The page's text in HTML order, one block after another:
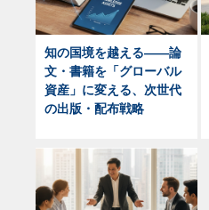
知の国境を越える——論
文・書籍を「グローバル
資産」に変える、次世代
の出版・配布戦略